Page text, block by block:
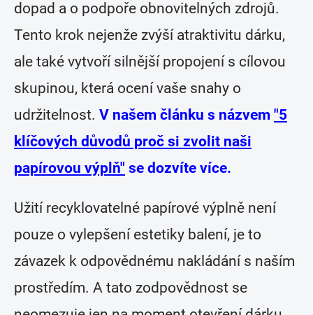
dopad a o podpoře obnovitelných zdrojů.
Tento krok nejenže zvýší atraktivitu dárku,
ale také vytvoří silnější propojení s cílovou
skupinou, která ocení vaše snahy o
udržitelnost. V našem článku s názvem "5
klíčových důvodů proč si zvolit naši
papírovou výplň" se dozvíte více.
Užití recyklovatelné papírové výplně není
pouze o vylepšení estetiky balení, je to
závazek k odpovědnému nakládání s naším
prostředím. A tato zodpovědnost se